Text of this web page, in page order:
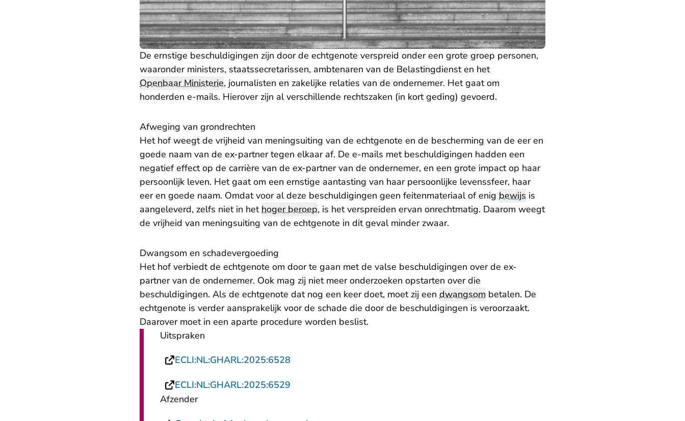
De ernstige beschuldigingen zijn door de echtgenote verspreid onder een grote groep personen,
waaronder ministers, staatssecretarissen, ambtenaren van de Belastingdienst en het
Openbaar Ministerie, journalisten en zakelijke relaties van de ondernemer. Het gaat om
honderden e-mails. Hierover zijn al verschillende rechtszaken (in kort geding) gevoerd.
Afweging van grondrechten
Het hof weegt de vrijheid van meningsuiting van de echtgenote en de bescherming van de eer en
goede naam van de ex-partner tegen elkaar af. De e-mails met beschuldigingen hadden een
negatief effect op de carrière van de ex-partner van de ondernemer, en een grote impact op haar
persoonlijk leven. Het gaat om een ernstige aantasting van haar persoonlijke levenssfeer, haar
eer en goede naam. Omdat voor al deze beschuldigingen geen feitenmateriaal of enig bewijs is
aangeleverd, zelfs niet in hethoger beroep, is het verspreiden ervan onrechtmatig. Daarom weegt
de vrijheid van meningsuiting van de echtgenote in dit geval minder zwaar.
Dwangsom en schadevergoeding
Het hof verbiedt de echtgenote om door te gaan met de valse beschuldigingen over de ex-
partner van de ondernemer. Ook mag zij niet meer onderzoeken opstarten over die
beschuldigingen. Als de echtgenote dat nog een keer doet, moet zij een dwangsom betalen. De
echtgenote is verder aansprakelijk voor de schade die door de beschuldigingen is veroorzaakt.
Daarover moet in een aparte procedure worden beslist.
Uitspraken
ECLI:NL:GHARL:2025:6528
ECLI:NL:GHARL:2025:6529
Afzender